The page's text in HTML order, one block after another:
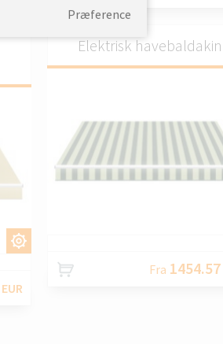
Elektrisk havebaldakin
Fra 1454.57
Præference